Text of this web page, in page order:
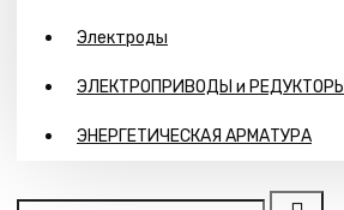
Электроды
ЭЛЕКТРОПРИВОДЫ и РЕДУКТОРЫ
ЭНЕРГЕТИЧЕСКАЯ АРМАТУРА